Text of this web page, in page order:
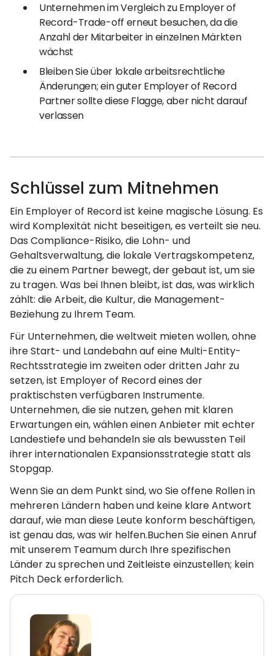
Unternehmen im Vergleich zu Employer of
Record-Trade-off erneut besuchen, da die
Anzahl der Mitarbeiter in einzelnen Märkten
wächst
Bleiben Sie über lokale arbeitsrechtliche
Änderungen; ein guter Employer of Record
Partner sollte diese Flagge, aber nicht darauf
verlassen
Schlüssel zum Mitnehmen
Ein Employer of Record ist keine magische Lösung. Es
wird Komplexität nicht beseitigen, es verteilt sie neu.
Das Compliance-Risiko, die Lohn- und
Gehaltsverwaltung, die lokale Vertragskompetenz,
die zu einem Partner bewegt, der gebaut ist, um sie
zu tragen. Was bei Ihnen bleibt, ist das, was wirklich
zählt: die Arbeit, die Kultur, die Management-
Beziehung zu Ihrem Team.
Für Unternehmen, die weltweit mieten wollen, ohne
ihre Start- und Landebahn auf eine Multi-Entity-
Rechtsstrategie im zweiten oder dritten Jahr zu
setzen, ist Employer of Record eines der
praktischsten verfügbaren Instrumente.
Unternehmen, die sie nutzen, gehen mit klaren
Erwartungen ein, wählen einen Anbieter mit echter
Landestiefe und behandeln sie als bewussten Teil
ihrer internationalen Expansionsstrategie statt als
Stopgap.
Wenn Sie an dem Punkt sind, wo Sie offene Rollen in
mehreren Ländern haben und keine klare Antwort
darauf, wie man diese Leute konform beschäftigen,
ist genau das, was wir helfen.Buchen Sie einen Anruf
mit unserem Teamum durch Ihre spezifischen
Länder zu sprechen und Zeitleiste einzustellen; kein
Pitch Deck erforderlich.